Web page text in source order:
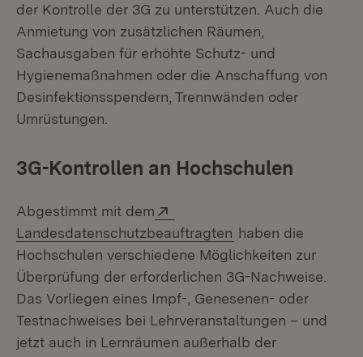
der Kontrolle der 3G zu unterstützen. Auch die
Anmietung von zusätzlichen Räumen,
Sachausgaben für erhöhte Schutz- und
Hygienemaßnahmen oder die Anschaffung von
Desinfektionsspendern, Trennwänden oder
Umrüstungen.
3G-Kontrollen an Hochschulen
Abgestimmt mit dem
Landesdatenschutzbeauftragten (Öffnet in neuem
haben die
Hoch­schulen verschiedene Möglichkeiten zur
Überprüfung der erforderlichen 3G-Nachweise.
Das Vorliegen eines Impf-, Genesenen- oder
Testnach­weises bei Lehrveran­staltungen – und
jetzt auch in Lernräumen außerhalb der